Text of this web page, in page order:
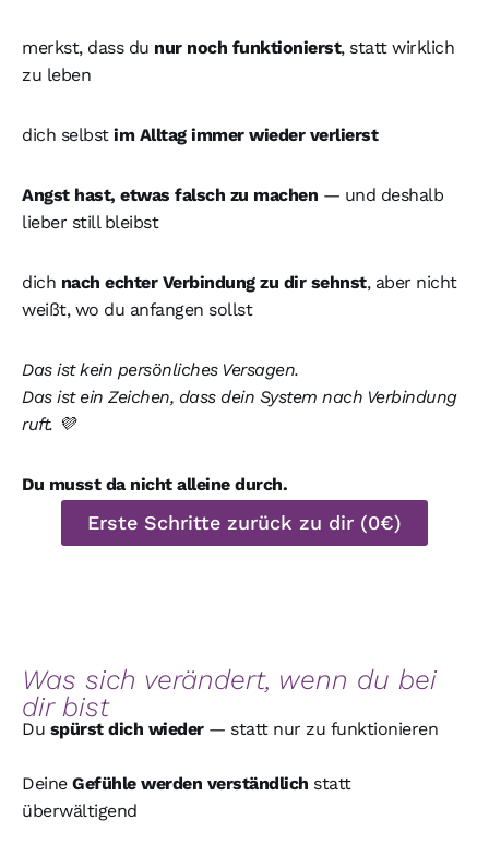
merkst, dass du nur noch funktionierst, statt wirklich
zu leben
dich selbstim Alltag immer wieder verlierst
Angst hast, etwas falsch zu machen — und deshalb
lieber still bleibst
dich nach echter Verbindung zu dir sehnst, aber nicht
weißt, wo du anfangen sollst
Das ist kein persönliches Versagen.
Das ist ein Zeichen, dass dein System nach Verbindung
ruft. 💜
Du musst da nicht alleine durch.
Erste Schritte zurück zu dir (0€)
Was sich verändert, wenn du bei
dir bist
Du spürst dich wieder— statt nur zu funktionieren
Deine Gefühle werden verständlich statt
überwältigend